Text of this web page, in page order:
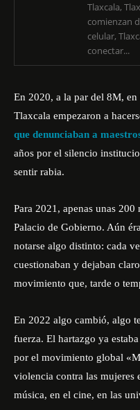
Tlaxcala,
comienzan
celular,
conectar...
En 2020, a la par del 8M,
Tlaxcala empezaron a
que denunciaban a
años por el silencio
sentir rabia.
Para 2021, apenas unas
Palacio de Gobierno. Aún
notarse algo distinto: cada
cuestionaban y dejaban
movimiento que, tarde o
En 2022 algo cambió, algo
fuerza. El hartazgo ya
por el movimiento global «
violencia contra las mujeres
música, en el cine, en las